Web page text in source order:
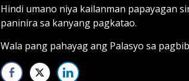
Hindi umano niya kailanman papayagan
paninira sa kanyang pagkatao.
Wala pang pahayag ang Palasyo sa